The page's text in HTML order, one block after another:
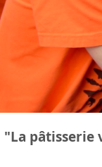
"La pâtisserie